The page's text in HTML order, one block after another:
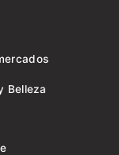
Belleza